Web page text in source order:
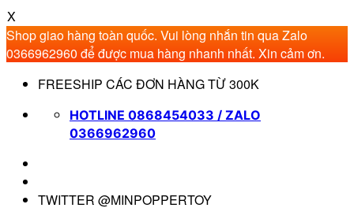
X
Shop giao hàng toàn quốc. Vui lòng nhắn tin qua Zalo
0366962960 để được mua hàng nhanh nhất. Xin cảm ơn.
qua
FREESHIP CÁC ĐƠN HÀNG TỪ 300K
HOTLINE 0868454033 / ZALO
0366962960
TWITTER @MINPOPPERTOY